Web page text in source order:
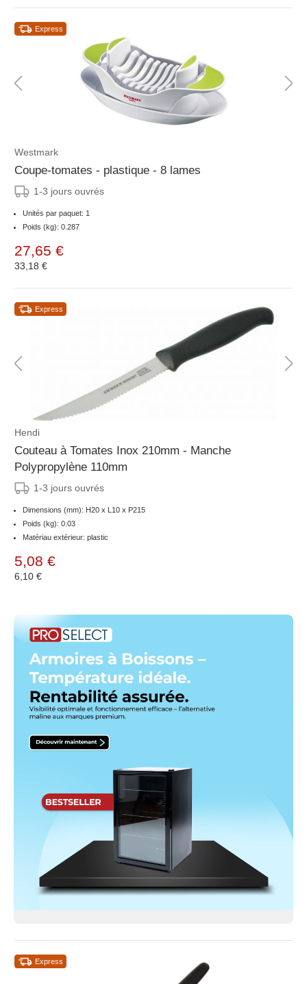
Express
Westmark
Coupe-tomates - plastique - 8 lames
1-3 jours ouvrés
Unités par paquet: 1
Poids (kg): 0.287
27,65 €
33,18 €
Express
Hendi
Couteau à Tomates Inox 210mm - Manche
Polypropylène 110mm
1-3 jours ouvrés
Dimensions (mm): H20 x L10 x P215
Poids (kg): 0.03
Matériau extérieur: plastic
5,08 €
6,10 €
Express